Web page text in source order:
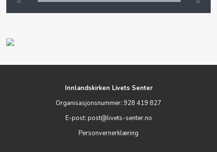
Innlandskirken Livets Senter
Organisasjonsnummer: 928 419 827
E-post: post@livets-senter.no
Personvernerklæring